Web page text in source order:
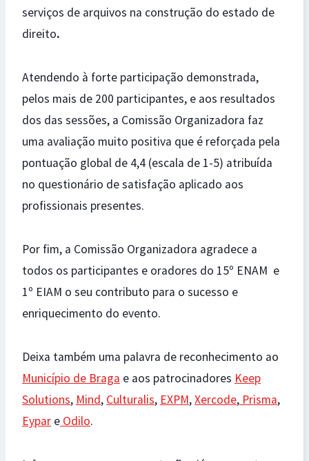
serviços de arquivos na construção do estado de
direito.
Atendendo à forte participação demonstrada,
pelos mais de 200 participantes, e aos resultados
dos das sessões, a Comissão Organizadora faz
uma avaliação muito positiva que é reforçada pela
pontuação global de 4,4 (escala de 1-5) atribuída
no questionário de satisfação aplicado aos
profissionais presentes.
Por fim, a Comissão Organizadora agradece a
todos os participantes e oradores do 15º ENAM e
1º EIAM o seu contributo para o sucesso e
enriquecimento do evento.
Deixa também uma palavra de reconhecimento ao
Município de Braga e aos patrocinadores Keep
Solutions, Mind, Culturalis, EXPM,Xercode, Prisma,
Eypar e Odilo.